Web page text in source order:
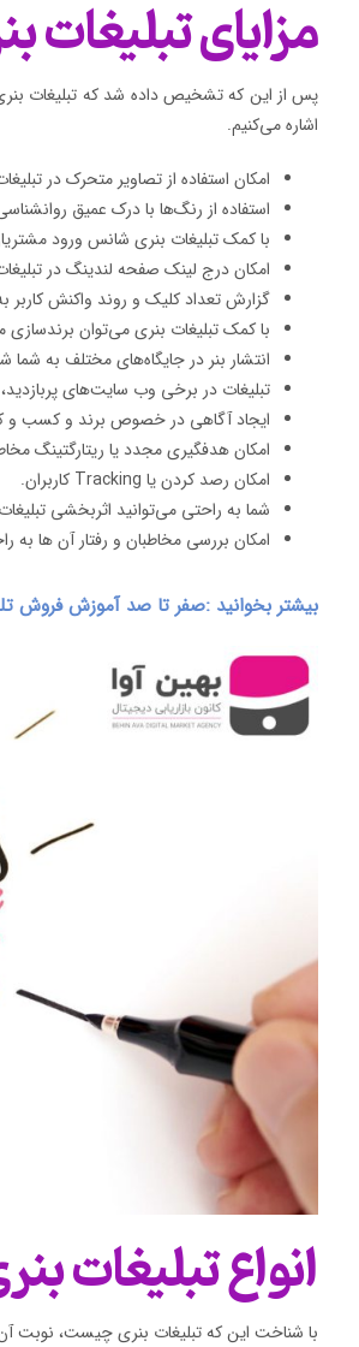
مزایای
پس از این که تشخیص داده شد که تبلیغات
اشاره می‌کنیم.
امکان استفاده از تصاویر متحرک در
استفاده از رنگ‌ها با درک عمیق
با کمک تبلیغات بنری شانس ورود
امکان درج لینک صفحه لندینگ در
گزارش تعداد کلیک و روند واکنش کاربر
با کمک تبلیغات بنری می‌توان
انتشار بنر در جایگاه‌های مختلف به
تبلیغات در برخی وب سایت‌های
ایجاد آگاهی در خصوص برند و کسب و
امکان هدفگیری مجدد یا ریتارگتینگ
امکان رصد کردن یا Tracking کاربران.
شما به راحتی می‌توانید اثربخشی
امکان بررسی مخاطبان و رفتار آن ها به
بیشتر بخوانید :صفر تا صد آموزش فروش تلفنی +
انواع تبلیغات
با شناخت این که تبلیغات بنری چیست، نوبت